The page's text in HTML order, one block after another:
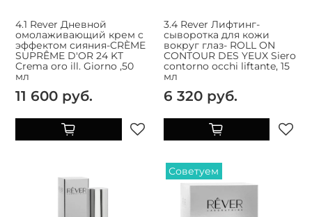
4.1 Rever Дневной
омолаживающий крем c
эффектом сияния-CRÈME
SUPRÊME D'OR 24 KT
Crema oro ill. Giorno ,50
мл
11 600 руб.
3.4 Rever Лифтинг-
сыворотка для кожи
вокруг глаз- ROLL ON
CONTOUR DES YEUX Siero
contorno occhi liftante, 15
мл
6 320 руб.
Советуем